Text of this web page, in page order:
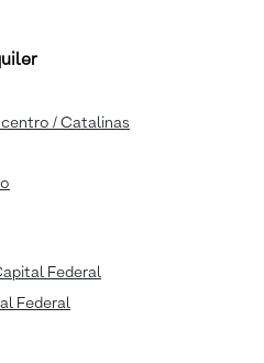
/ Catalinas
Federal
Federal